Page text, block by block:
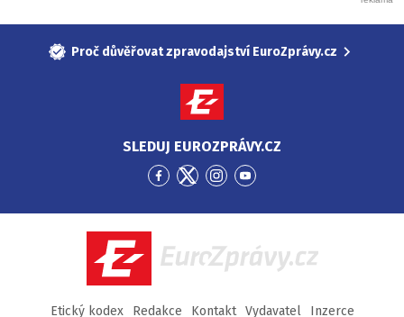
Proč důvěřovat zpravodajství EuroZprávy.cz
SLEDUJ EUROZPRÁVY.CZ
Přejít
Facebook
Přejít
Twitter
Přejít
Instagram
Přejít
YouTube
EuroZprávy.cz
Etický kodex Redakce Kontakt Vydavatel
Inzerce